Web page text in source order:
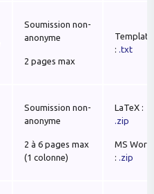
Soumission non-
anonyme
2 pages max
Template
: .txt
Soumission non-
anonyme
2 à 6 pages max
(1 colonne)
LaTeX :
.zip
MS Word
: .zip